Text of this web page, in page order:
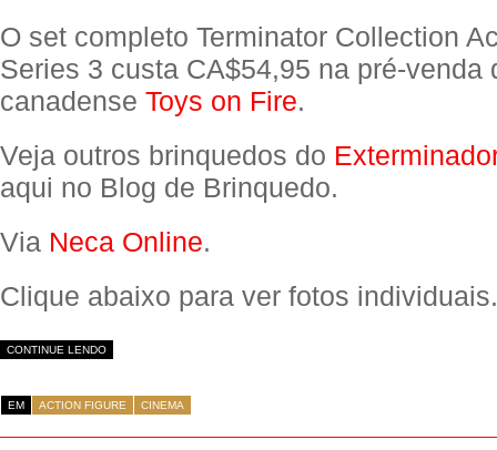
O set completo Terminator Collection
Series 3 custa CA$54,95 na pré-venda
canadense Toys on Fire.
Veja outros brinquedos do
aqui no Blog de Brinquedo.
Via Neca Online.
Clique abaixo para ver fotos individuais.
CONTINUE LENDO
EM ACTION FIGURE CINEMA